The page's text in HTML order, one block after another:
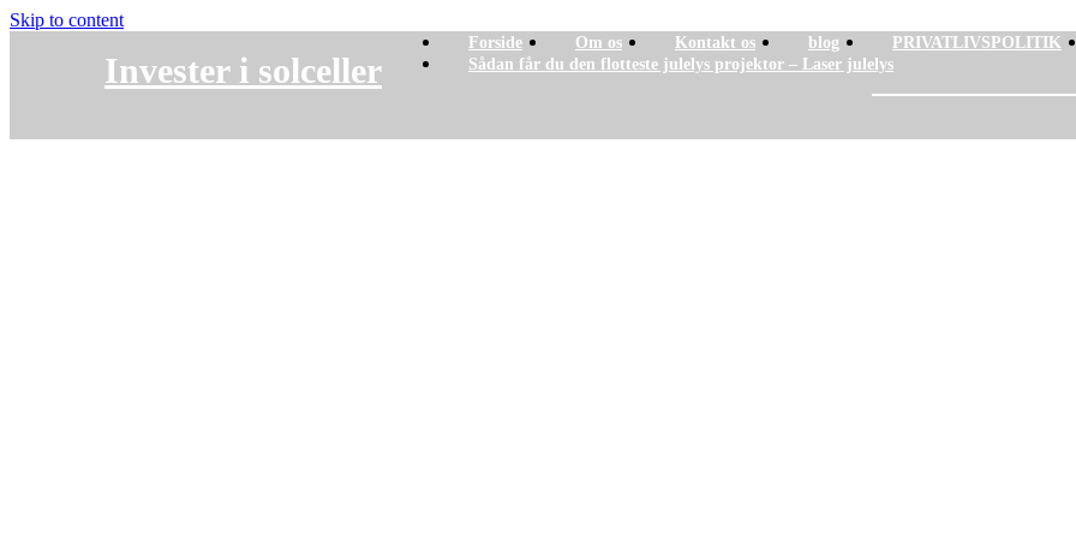
Skip to content
Invester i solceller
Forside Om os Kontakt os blog
PRIVATLIVSPOLITIK
Sådan får du den flotteste julelys projektor – Laser julelys